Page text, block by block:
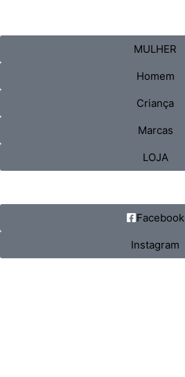
MULHER
Homem
Criança
Marcas
LOJA
Facebook
Instagram